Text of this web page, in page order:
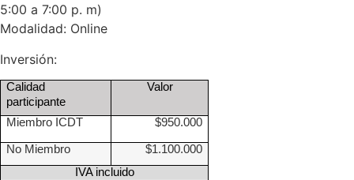
5:00 a 7:00 p. m)
Modalidad: Online
Inversión:
Calidad
participante
Valor
Miembro ICDT $950.000
No Miembro
$1.100.000
IVA incluido